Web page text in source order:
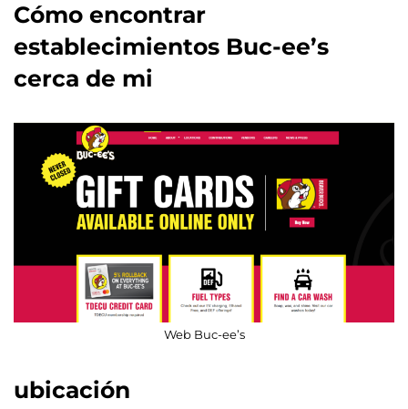
Cómo encontrar
establecimientos Buc-ee’s
cerca de mi
Web Buc-ee’s
ubicación